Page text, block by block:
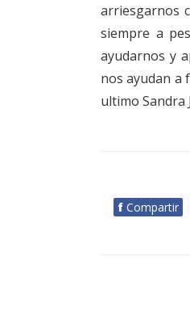
arriesgarnos
siempre a
ayudarnos y
nos ayudan a
ultimo Sandra
f Compartir